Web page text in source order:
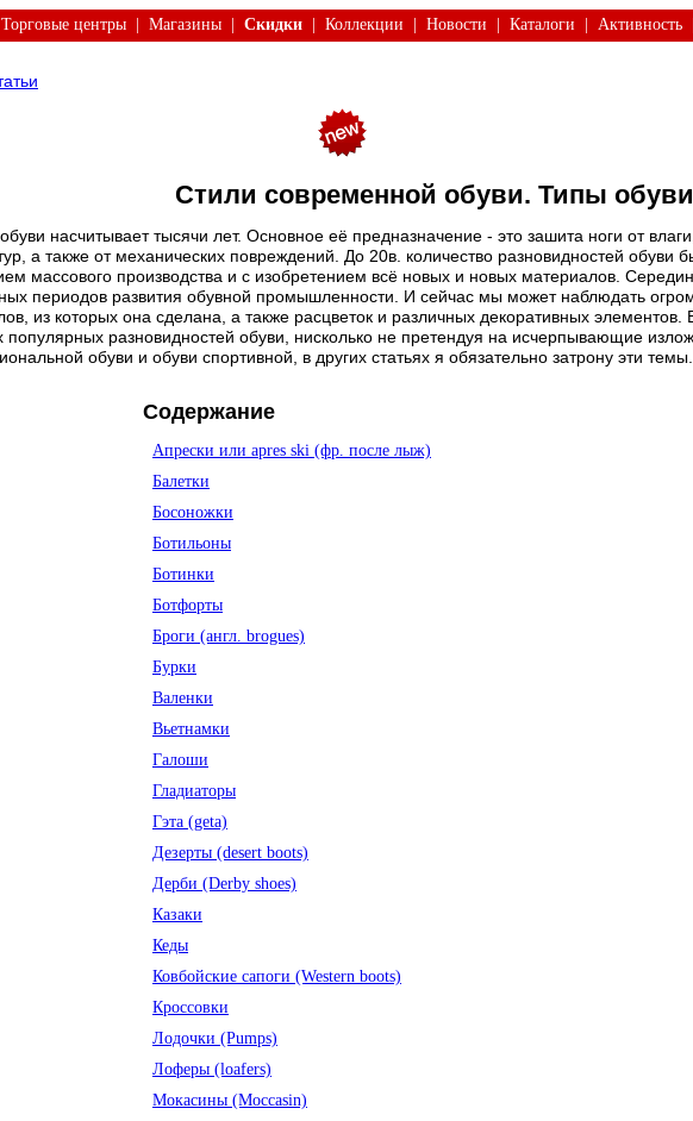
Торговые центры Магазины Скидки Коллекции Новости Каталоги Активность
Стили современной обуви. Типы
насчитывает тысячи лет. Основное её предназначение - это зашита ноги от
а также от механических повреждений. До 20в. количество разновидностей
массового производства и с изобретением всё новых и новых материалов.
периодов развития обувной промышленности. И сейчас мы может наблюдать
из которых она сделана, а также расцветок и различных декоративных
популярных разновидностей обуви, нисколько не претендуя на исчерпывающие
обуви и обуви спортивной, в других статьях я обязательно затрону эти темы.
Содержание
Апрески или apres ski (фр. после лыж)
Балетки
Босоножки
Ботильоны
Ботинки
Ботфорты
Броги (англ. brogues)
Бурки
Валенки
Вьетнамки
Галоши
Гладиаторы
Гэта (geta)
Дезерты (desert boots)
Дерби (Derby shoes)
Казаки
Кеды
Ковбойские сапоги (Western boots)
Кроссовки
Лодочки (Pumps)
Лоферы (loafers)
Мокасины (Moccasin)